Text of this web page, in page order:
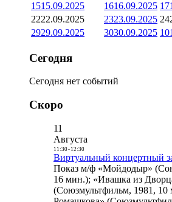
1515.09.2025 1616.09.2025 17
2222.09.2025 2323.09.2025 24
2929.09.2025 3030.09.2025 1
Сегодня
Сегодня нет событий
Скоро
11
Августа
11:30- 12:30
Виртуальный концертный
Показ м/ф «Мойдодыр»
16 мин.); «Ивашка из
(Союзмультфильм, 1981, 10